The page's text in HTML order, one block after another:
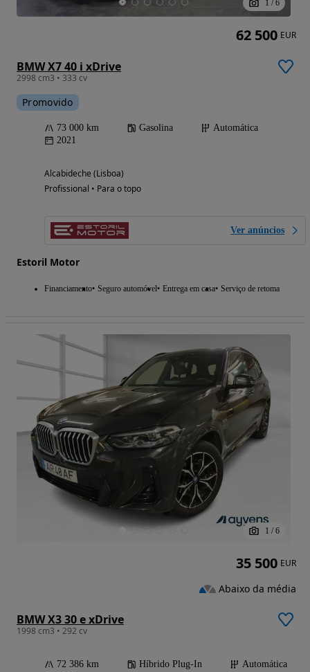
1 / 6
BMW X7 40 i xDrive
2998 cm3 • 333 cv
Promovido
73 000 km Gasolina
Automática
2021
Alcabideche (Lisboa)
Profissional • Para o topo
Ver anúncios
Estoril Motor
Financiamento Seguro automóvel Entrega em casa Serviço de retoma
62 500 EUR
1 / 6
BMW X3 30 e xDrive
1998 cm3 • 292 cv
72 386 km Híbrido Plug-In
Automática
35 500 EUR
Abaixo da média